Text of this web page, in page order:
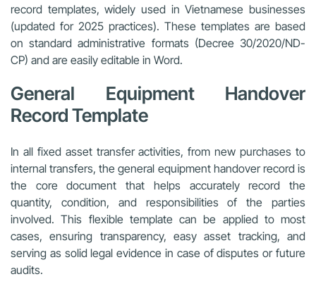
record templates, widely used in Vietnamese businesses
(updated for 2025 practices). These templates are based
on standard administrative formats (Decree 30/2020/ND-
CP) and are easily editable in Word.
General Equipment Handover
Record Template
In all fixed asset transfer activities, from new purchases to
internal transfers, the general equipment handover record is
the core document that helps accurately record the
quantity, condition, and responsibilities of the parties
involved. This flexible template can be applied to most
cases, ensuring transparency, easy asset tracking, and
serving as solid legal evidence in case of disputes or future
audits.